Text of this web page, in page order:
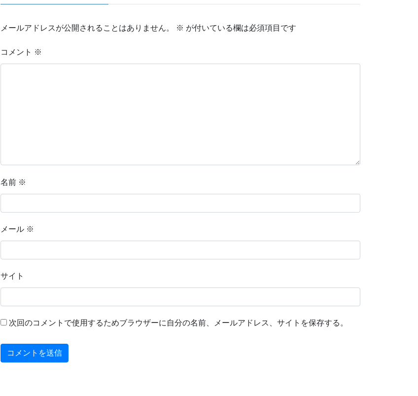
メールアドレスが公開されることはありません。 ※ が付いている欄は必須項目です
コメント ※
名前 ※
メール ※
サイト
次回のコメントで使用するためブラウザーに自分の名前、メールアドレス、サイトを保存する。